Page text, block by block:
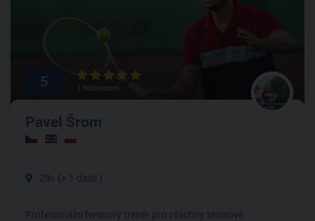
5 1 hodnocení
Pavel Šrom
Zlín (+ 1 další )
Profesionální tenisový trenér pro všechny tenisové